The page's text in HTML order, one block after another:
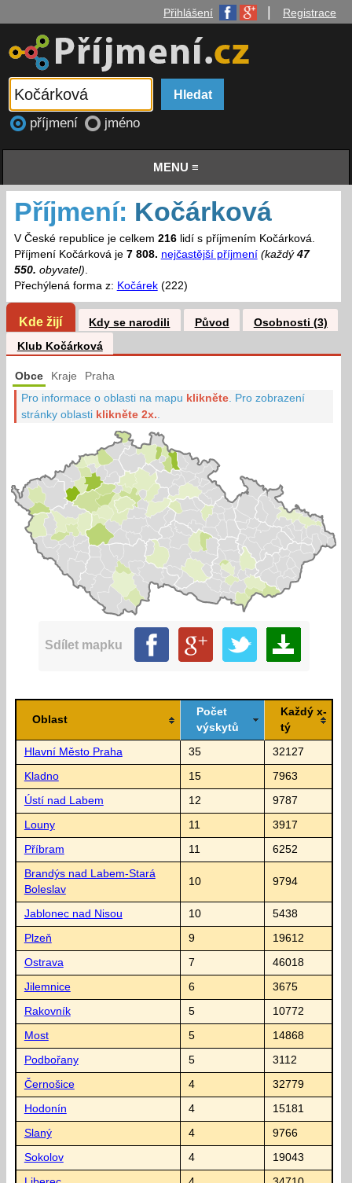
Přihlášení Registrace
příjmení jméno
MENU ≡
Příjmení: Kočárková
V České republice je celkem 216lidí s příjmením Kočárková.
Příjmení Kočárková je 7 808. nejčastější příjmení (každý 47
550. obyvatel).
Přechýlená forma z: Kočárek(222)
Kde žijí Kdy se narodili Původ
Osobnosti (3)
Klub Kočárková
Obce Kraje Praha
Pro informace o oblasti na mapu klikněte Pro zobrazení
stránky oblasti klikněte 2x.
Sdílet mapku
Oblast
Počet
výskytů
Každý x-
tý
Hlavní Město Praha 35 32127
Kladno 15 7963
Ústí nad Labem 12 9787
Louny 11 3917
Příbram 11 6252
Brandýs nad Labem-Stará
Boleslav
10 9794
Jablonec nad Nisou 10 5438
Plzeň 9 19612
Ostrava 7 46018
Jilemnice 6 3675
Rakovník 5 10772
Most 5 14868
Podbořany 5 3112
Černošice 4 32779
Hodonín 4 15181
Slaný 4 9766
Sokolov 4 19043